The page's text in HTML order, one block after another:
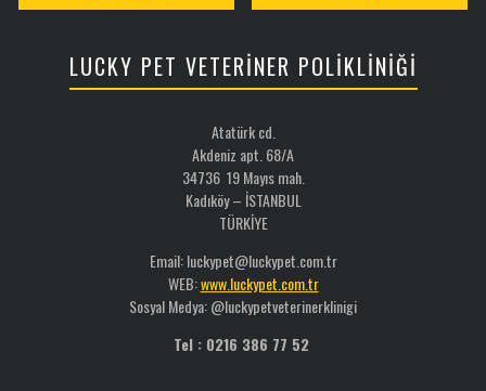
LUCKY PET VETERİNER POLİKLİNİĞİ
Atatürk cd.
Akdeniz apt. 68/A
34736 19 Mayıs mah.
Kadıköy – İSTANBUL
TÜRKİYE
Email: luckypet@luckypet.com.tr
WEB:www.luckypet.com.tr
Sosyal Medya: @luckypetveterinerklinigi
Tel : 0216 386 77 52